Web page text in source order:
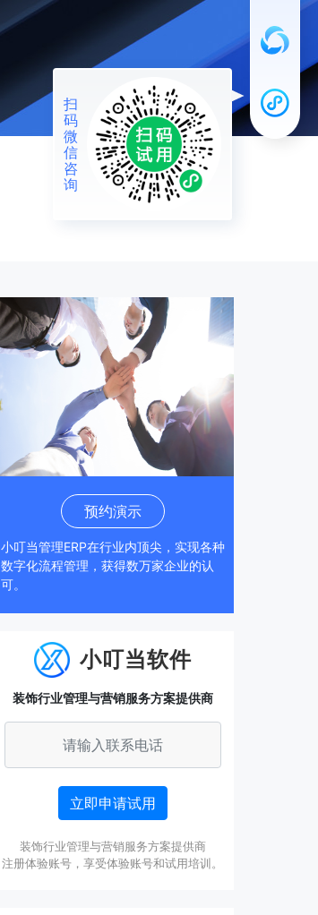
扫
码
微
信
咨
询
预约演示
小叮当管理ERP在行业内顶尖，实现各种
数字化流程管理，获得数万家企业的认
可。
小叮当软件
装饰行业管理与营销服务方案提供商
立即申请试用
装饰行业管理与营销服务方案提供商
注册体验账号，享受体验账号和试用培训。